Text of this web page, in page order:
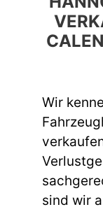
Wir
sind wir